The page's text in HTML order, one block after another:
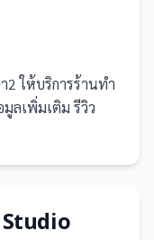
2 ให้บริการร้านทำ
ลเพิ่มเติม รีวิว
Studio